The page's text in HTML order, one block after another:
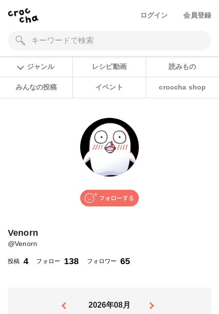
ログイン 会員登録
ジャンル レシピ動画 読みもの
みんなの投稿 イベント croccha shop
Venorn
@Venorn
投稿 4 フォロー 138 フォロワー 65
2026年08月